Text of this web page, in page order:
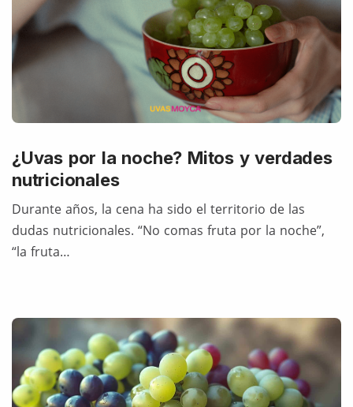
¿Uvas por la noche? Mitos y verdades
nutricionales
Durante años, la cena ha sido el territorio de las
dudas nutricionales. “No comas fruta por la noche”,
“la fruta…